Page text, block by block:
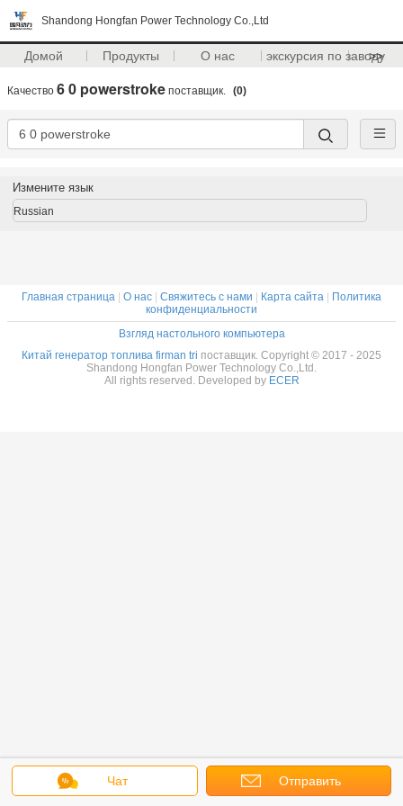
Shandong Hongfan Power Technology Co.,Ltd
Домой Продукты О нас экскурсия по заводу
>>
Качество 6 0 powerstroke поставщик. (0)
Чат Отправить
Измените язык
Russian
Главная страница О нас Свяжитесь с нами Карта сайта
Политика
конфиденциальности
Взгляд настольного компьютера
Китай генератор топлива firman tri поставщик. Copyright © 2017 - 2025
Shandong Hongfan Power Technology Co.,Ltd.
All rights reserved. Developed by ECER